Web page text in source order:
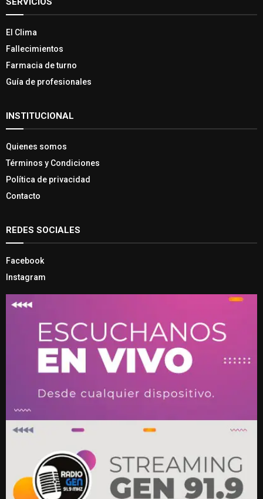
El Clima
Fallecimientos
Farmacia de turno
Guía de profesionales
INSTITUCIONAL
Quienes somos
Términos y Condiciones
Política de privacidad
Contacto
REDES SOCIALES
Facebook
Instagram